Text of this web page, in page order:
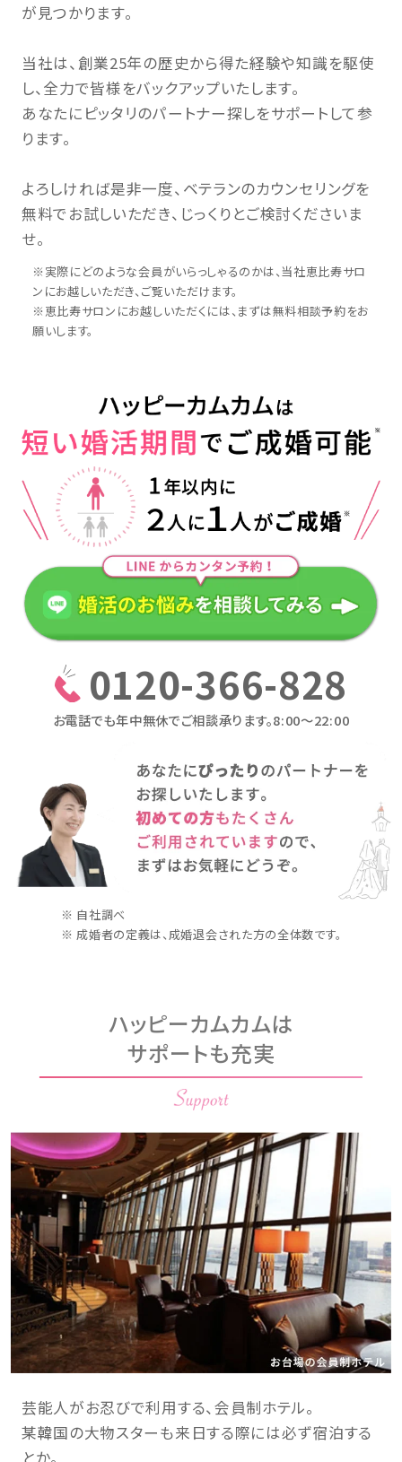
が見つかります。
当社は、創業25年の歴史から得た経験や知識を駆使
し、全力で皆様をバックアップいたします。
あなたにピッタリのパートナー探しをサポートして参
ります。
よろしければ是非一度、ベテランのカウンセリングを
無料でお試しいただき、じっくりとご検討くださいま
せ。
※実際にどのような会員がいらっしゃるのかは、当社恵比寿サロ
ンにお越しいただき、ご覧いただけます。
※恵比寿サロンにお越しいただくには、まずは無料相談予約をお
願いします。
0120-366-828
お電話でも年中無休でご相談承ります。8:00〜22:00
※ 自社調べ
※ 成婚者の定義は、成婚退会された方の全体数です。
ハッピーカムカムは
サポートも充実
芸能人がお忍びで利用する、会員制ホテル。
某韓国の大物スターも来日する際には必ず宿泊する